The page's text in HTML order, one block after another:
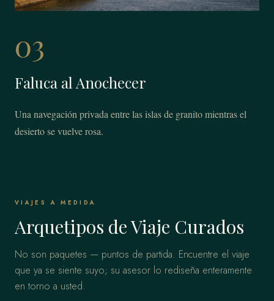
03
Faluca al Anochecer
Una navegación privada entre las islas de granito mientras el
desierto se vuelve rosa.
VIAJES A MEDIDA
Arquetipos de Viaje Curados
No son paquetes — puntos de partida. Encuentre el viaje
que ya se siente suyo; su asesor lo rediseña enteramente
en torno a usted.